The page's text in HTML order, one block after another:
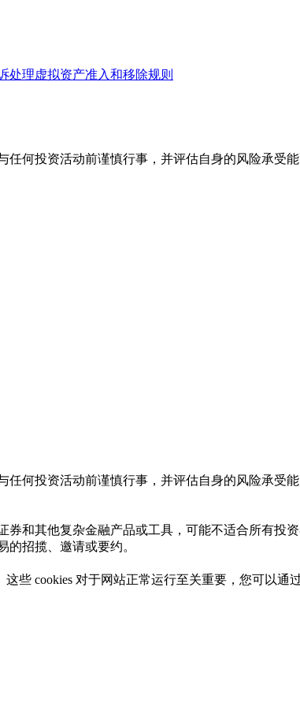
处理虚拟资产准入和移除规则
何投资活动前谨慎行事，并评估自身的风险承受能
何投资活动前谨慎行事，并评估自身的风险承受能
和其他复杂金融产品或工具，可能不适合所有投资
的招揽、邀请或要约。
些 cookies 对于网站正常运行至关重要，您可以